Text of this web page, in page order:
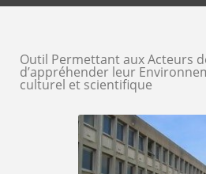
Outil Permettant aux Acteurs
d’appréhender leur
culturel et scientifique